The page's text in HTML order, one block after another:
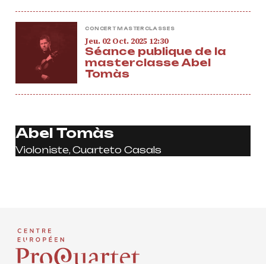
CONCERT MASTERCLASSES
jeudi
Jeu. 02 octobre
Oct. 2025 12:30
Séance publique de la
masterclasse Abel
Tomàs
Abel Tomàs
Violoniste, Cuarteto Casals
Actualités
Soutenir ProQuartet
Vidéos des masterclasses
CONTACT
INSCRIPTION INFOLETTRES
PETITES ANNONCES